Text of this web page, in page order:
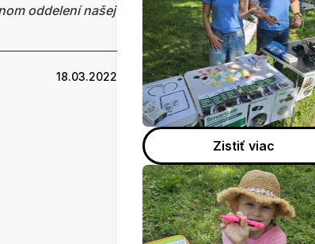
oddelení našej
18.03.2022
Zistiť viac